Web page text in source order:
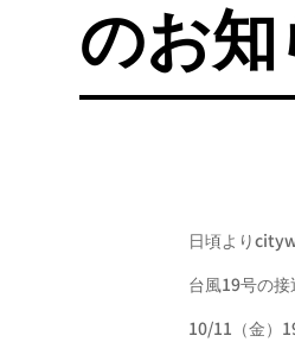
のお
日頃より
台風19号の接
10/11（金）